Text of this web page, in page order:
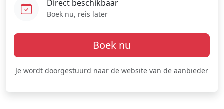
Direct beschikbaar
Boek nu, reis later
Boek nu
Je wordt doorgestuurd naar de website van de aanbieder